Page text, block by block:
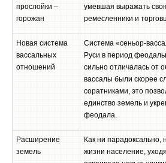
прослойки –
горожан
умевшая выражать
ремесленники и
Новая система
вассальных
отношений
Система «сеньор-
Руси в период
сильно отличалась от
вассалы были скорее
соратниками, это
единство земель и
феодала.
Расширение
земель
Как ни парадоксально,
жизни население,